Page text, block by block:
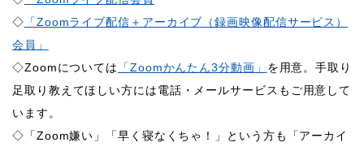
◇ 「Zoomライブ配信＋アーカイブ（録画映像配信サービス）
会員」
◇Zoomについては
「Zoomかんたん3分動画」 を用意。手取り
足取り教えてほしい方には電話・メールサービスもご用意して
います。
​◇「Zoom嫌い」「早く寝なくちゃ！」という方も「アーカイ